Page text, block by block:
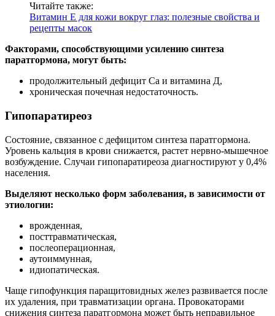
Читайте также:
Витамин Е для кожи вокруг глаз: полезные свойства и
рецепты масок
Факторами, способствующими усилению синтеза
паратгормона, могут быть:
продолжительный дефицит Са и витамина Д,
хроническая почечная недостаточность.
Гипопаратиреоз
Состояние, связанное с дефицитом синтеза паратгормона.
Уровень кальция в крови снижается, растет нервно-мышечное
возбуждение. Случаи гипопаратиреоза диагностируют у 0,4%
населения.
Выделяют несколько форм заболевания, в зависимости от
этиологии:
врожденная,
посттравматическая,
послеоперационная,
аутоиммунная,
идиопатическая.
Чаще гипофункция паращитовидных желез развивается после
их удаления, при травматизации органа. Провокаторами
снижения синтеза паратгормона может быть неправильное